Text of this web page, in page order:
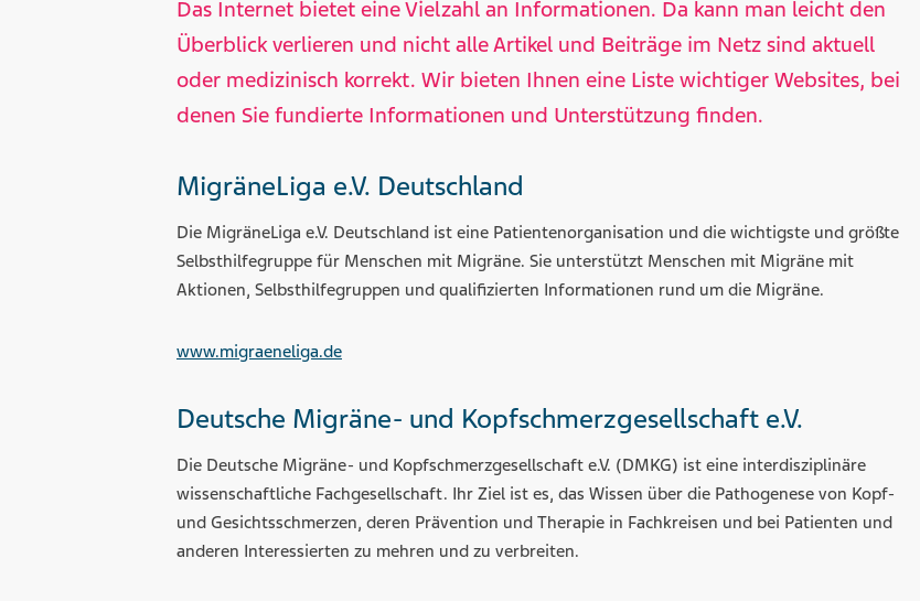
Das Internet bietet eine Vielzahl an Informationen. Da kann man leicht den
Überblick verlieren und nicht alle Artikel und Beiträge im Netz sind aktuell
oder medizinisch korrekt. Wir bieten Ihnen eine Liste wichtiger Websites, bei
denen Sie fundierte Informationen und Unterstützung finden.
MigräneLiga e.V. Deutschland
Die MigräneLiga e.V. Deutschland ist eine Patientenorganisation und die wichtigste und größte
Selbsthilfegruppe für Menschen mit Migräne. Sie unterstützt Menschen mit Migräne mit
Aktionen, Selbsthilfegruppen und qualifizierten Informationen rund um die Migräne.
www.migraeneliga.de
Deutsche Migräne- und Kopfschmerzgesellschaft e.V.
Die Deutsche Migräne- und Kopfschmerzgesellschaft e.V. (DMKG) ist eine interdisziplinäre
wissenschaftliche Fachgesellschaft. Ihr Ziel ist es, das Wissen über die Pathogenese von Kopf-
und Gesichtsschmerzen, deren Prävention und Therapie in Fachkreisen und bei Patienten und
anderen Interessierten zu mehren und zu verbreiten.